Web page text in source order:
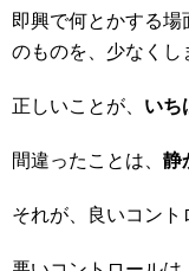
即興で何とかする
のものを、少なくし
正しいことが、 いち
間違ったことは、 静
それが、良いコント